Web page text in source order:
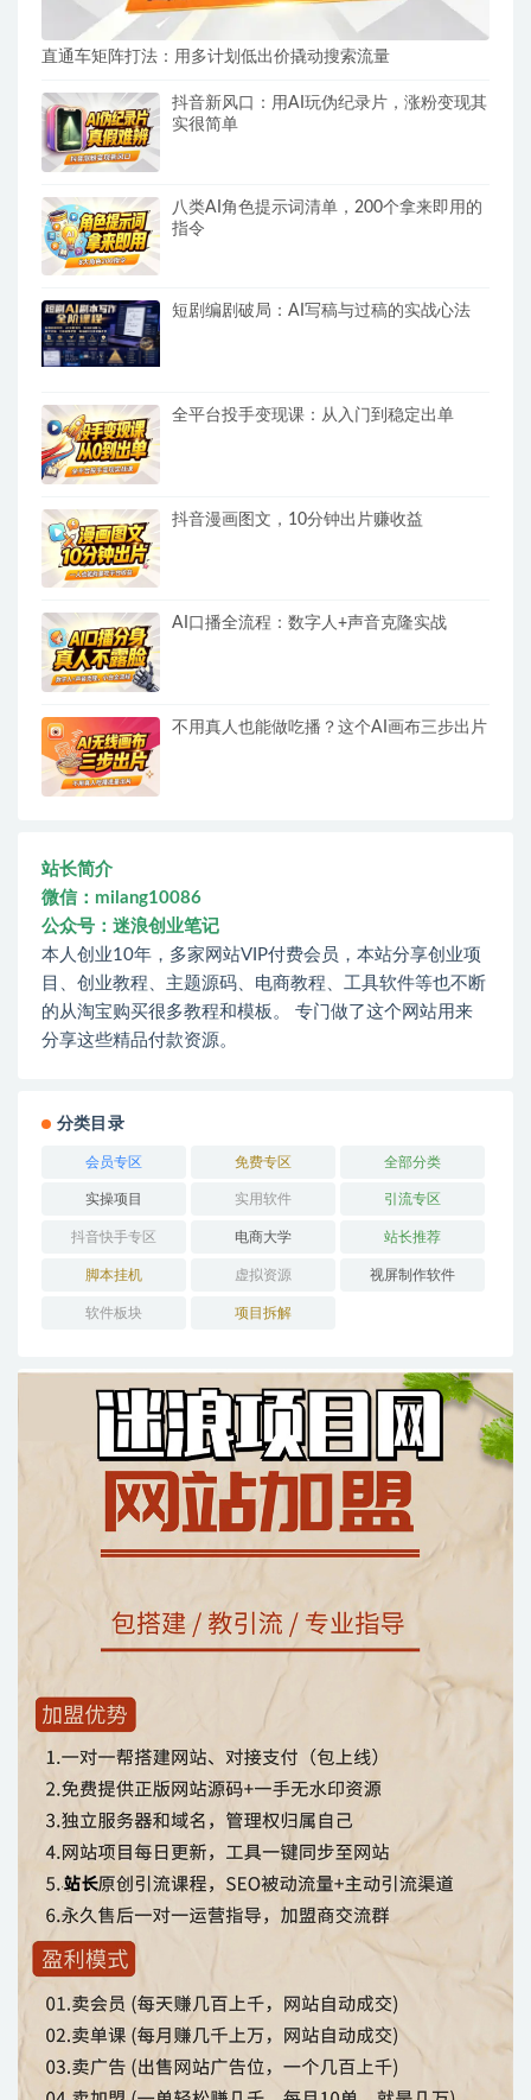
直通车矩阵打法：用多计划低出价撬动搜索流量
抖音新风口：用AI玩伪纪录片，涨粉变现其
实很简单
八类AI角色提示词清单，200个拿来即用的
指令
短剧编剧破局：AI写稿与过稿的实战心法
全平台投手变现课：从入门到稳定出单
抖音漫画图文，10分钟出片赚收益
AI口播全流程：数字人+声音克隆实战
不用真人也能做吃播？这个AI画布三步出片
站长简介
微信：milang10086
公众号：迷浪创业笔记
本人创业10年，多家网站VIP付费会员，本站分享创业项
目、创业教程、主题源码、电商教程、工具软件等也不断
的从淘宝购买很多教程和模板。 专门做了这个网站用来
分享这些精品付款资源。
分类目录
会员专区 免费专区 全部分类
实操项目 实用软件 引流专区
抖音快手专区 电商大学 站长推荐
脚本挂机 虚拟资源 视屏制作软件
软件板块 项目拆解